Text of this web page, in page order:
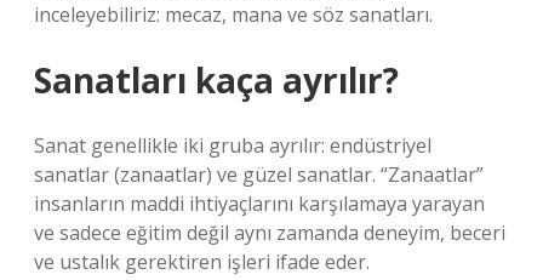
inceleyebiliriz: mecaz, mana ve söz sanatları.
Sanatları kaça ayrılır?
Sanat genellikle iki gruba ayrılır: endüstriyel
sanatlar (zanaatlar) ve güzel sanatlar. “Zanaatlar”
insanların maddi ihtiyaçlarını karşılamaya yarayan
ve sadece eğitim değil aynı zamanda deneyim, beceri
ve ustalık gerektiren işleri ifade eder.